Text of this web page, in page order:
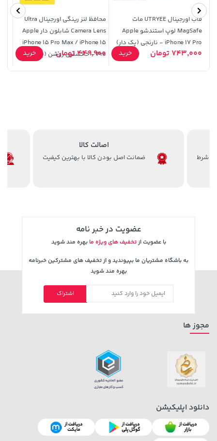
141,000 تومان
165,900
خرید 1,109,000 تومان خرید
خرید 18,580,000 تومان
169,900 تومان خرید
141,000 تومان
165,900
قاب اورجینال UTRYEE مات
MagSafe لوپ استندشو Apple
iPhone 17 Pro - نارنجی (پک دار)
743,000 تومان خرید
محافظ لنز رینگی اورجینال Ultra
Camera Lens شابلون دار Apple
iPhone 15 Pro Max / iPhone 15
Pro - خاکستری روشن (پک دار)
449,900 تومان خرید
اصالت کالا
ضمانت اصل بودن کالا با بهترین کیفیت
عضویت در خبر نامه
با عضویت ازتخفیف های ویژه ما بهره مند شوید
به باشگاه مشتریان ما بپیوندید و از تخفیف های مشترکین خبرنامه
بهره مند شوید
اشتراک
مجوز ها
دانلود اپلیکیشن